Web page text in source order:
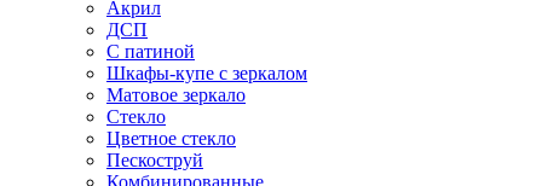
Акрил
ДСП
С патиной
Шкафы-купе с зеркалом
Матовое зеркало
Стекло
Цветное стекло
Пескоструй
Комбинированные